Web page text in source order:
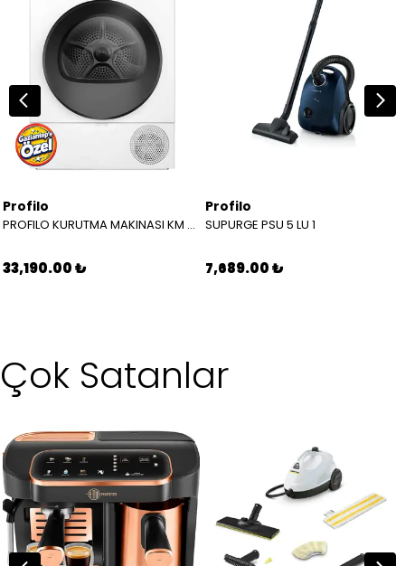
Profilo
PROFILO KURUTMA MAKINASI KM 0961 XJTR
33,190.00 ₺
Profilo
SUPURGE PSU 5 LU 1
7,689.00 ₺
Çok Satanlar